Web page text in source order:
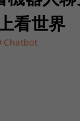
看世界
Chatbot